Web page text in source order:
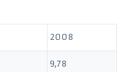
2008
9,78